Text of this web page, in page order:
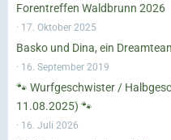
Forentreffen Waldbrunn 2026
17. Oktober 2025
Basko und Dina, ein
16. September 2019
🐾 Wurfgeschwister /
11.08.2025) 🐾
16. Juli 2026